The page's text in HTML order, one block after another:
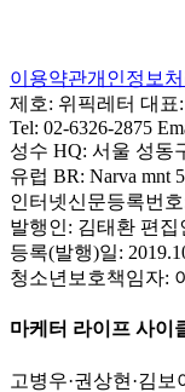
이용약관개인정보
제호: 위픽레터 대표:
Tel: 02-6326-2875
성수 HQ: 서울 성동
유럽 BR: Narva mnt
인터넷신문등록번
발행인: 김태환 편집
등록(발행)일:
청소년보호책임자:
마케터 라이프 사이
고병우·권상현 ·김보